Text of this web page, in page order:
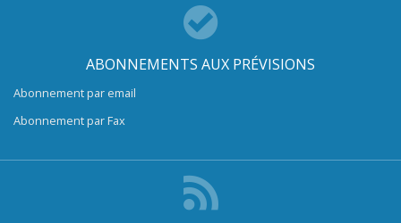
ABONNEMENTS AUX PRÉVISIONS
Abonnement par email
Abonnement par Fax